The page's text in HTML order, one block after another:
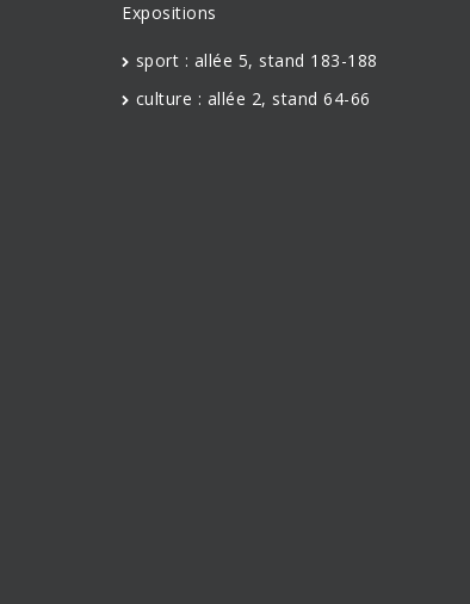
Expositions
sport : allée 5, stand 183-188
culture : allée 2, stand 64-66